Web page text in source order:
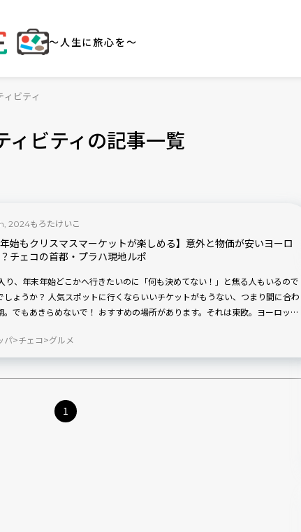
～人生に旅心を～
ィビティ
ィビティの記事一覧
2024もろたけいこ
年始もクリスマスマーケットが楽しめる】意外と物価が安いヨーロ
チェコの首都・プラハ現地ルポ
り、年末年始どこかへ行きたいのに「何も決めてない！」と焦る人もいるので
しょうか？ 人気スポットに行くならいいチケットがもうない、つまり間に合わ
。でもあきらめないで！ おすすめの場所があります。それは東欧。ヨーロッパ
！？ といいことづくし。そんな年末年始に訪れたいチェコ・プラハの魅力をご
す！
パ チェコ グルメ
1